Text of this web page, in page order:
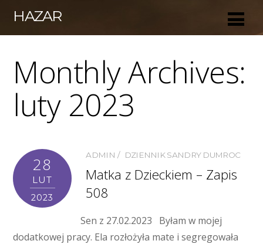
HAZAR
Monthly Archives:
luty 2023
28
LUT
2023
ADMIN DZIENNIK SANDRY DUMROC
Matka z Dzieckiem – Zapis
508
Sen z 27.02.2023 Byłam w mojej
dodatkowej pracy. Ela rozłożyła mate i segregowała